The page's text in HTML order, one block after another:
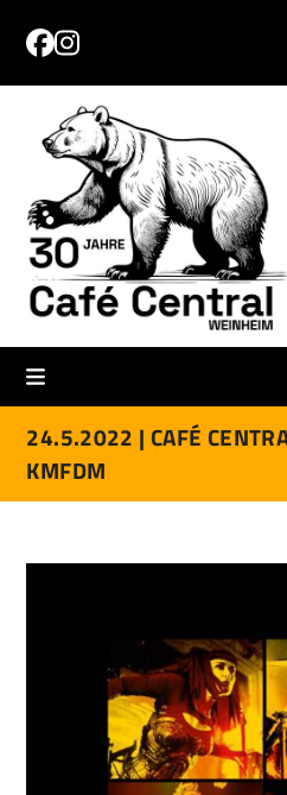
content
Facebook
Instagram
24.5.2022 | CAFÉ
KMFDM